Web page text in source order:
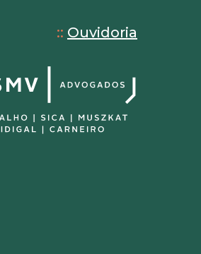
:: Ouvidoria